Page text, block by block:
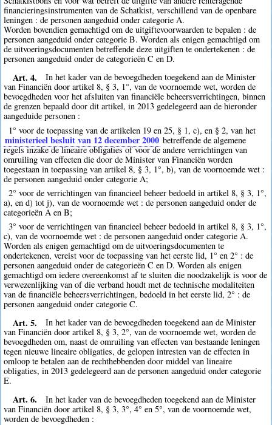
financieringsinstrumenten van de Schatkist, verschillend van de openbare
leningen : de personen aangeduid onder categorie A.
Worden bovendien gemachtigd om de uitgiftevoorwaarden te bepalen : de
personen aangeduid onder categorie B. Worden als enigen gemachtigd om
de uitvoeringsdocumenten betreffende deze uitgiften te ondertekenen : de
personen aangeduid onder de categorieën C en D.
Art. 4.
In het kader van de bevoegdheden toegekend aan de Minister
van Financiën door artikel 8, § 3, 1°, van de voornoemde wet, worden de
bevoegdheden voor het afsluiten van financiële beheersverrichtingen, binnen
de grenzen bepaald door dit artikel, in 2013 gedelegeerd aan de hieronder
aangeduide personen :
1° voor de toepassing van de artikelen 19 en 25, § 1, c), en § 2, van het
ministerieel besluit van 12 december 2000 betreffende de algemene
regels inzake de lineaire obligaties of voor de andere verrichtingen van
omruiling van effecten die door de Minister van Financiën worden
toegestaan in toepassing van artikel 8, § 3, 1°, b), van de voornoemde wet :
de personen aangeduid onder categorie A;
2° voor de verrichtingen van financieel beheer bedoeld in artikel 8, § 3, 1°,
a), en d) tot j), van de voornoemde wet : de personen aangeduid onder de
categorieën A en B;
3° voor de verrichtingen van financieel beheer bedoeld in artikel 8, § 3, 1°,
c), van de voornoemde wet : de personen aangeduid onder categorie A.
Worden als enigen gemachtigd om de uitvoeringsdocumenten te
ondertekenen, vereist voor de toepassing van het eerste lid, 1° en 2° : de
personen aangeduid onder de categorieën C en D. Worden als enigen
gemachtigd om iedere overeenkomst af te sluiten die noodzakelijk is voor de
verwezenlijking van of die verband houdt met de technische modaliteiten
van de financiële beheersverrichtingen, bedoeld in het eerste lid, 2° : de
personen aangeduid onder categorie C.
Art. 5.
In het kader van de bevoegdheden toegekend aan de Minister
van Financiën door artikel 8, § 3, 2°, van de voornoemde wet, worden de
bevoegdheden om, naast de omruiling van effecten van bestaande leningen
tegen nieuwe lineaire obligaties, de gelopen intresten van de effecten in
omloop te betalen aan de rechthebbenden door middel van lineaire
obligaties, in 2013 gedelegeerd aan de personen aangeduid onder categorie
E.
Art. 6.
In het kader van de bevoegdheden toegekend aan de Minister
van Financiën door artikel 8, § 3, 3°, 4° en 5°, van de voornoemde wet,
worden de bevoegdheden :